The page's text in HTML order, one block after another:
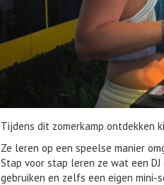
Tijdens dit zomerkamp ontdekken
Ze leren op een speelse manier
Stap voor stap leren ze wat een
gebruiken en zelfs een eigen mini-